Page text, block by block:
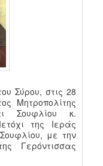
Σύρου, στις 28
Μητροπολίτης
Σουφλίου κ.
της Ιεράς
με την
Γερόντισσας